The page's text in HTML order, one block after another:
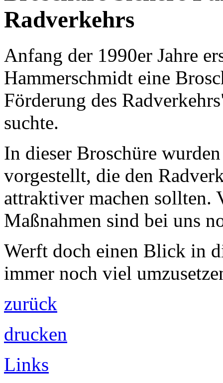
Radverkehrs
Anfang der 1990er Jahre
Hammerschmidt eine
Förderung des
suchte.
In dieser Broschüre
vorgestellt, die den
attraktiver machen sollten.
Maßnahmen sind bei uns
Werft doch einen Blick in
immer noch viel
zurück
drucken
Links